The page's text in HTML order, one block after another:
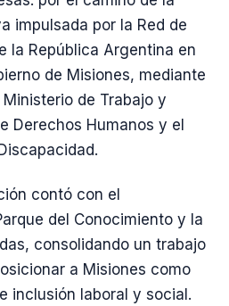
impulsada por la Red de
la República Argentina en
de Misiones, mediante
de Trabajo y
Derechos Humanos y el
contó con el
del Conocimiento y la
consolidando un trabajo
a Misiones como
inclusión laboral y social.